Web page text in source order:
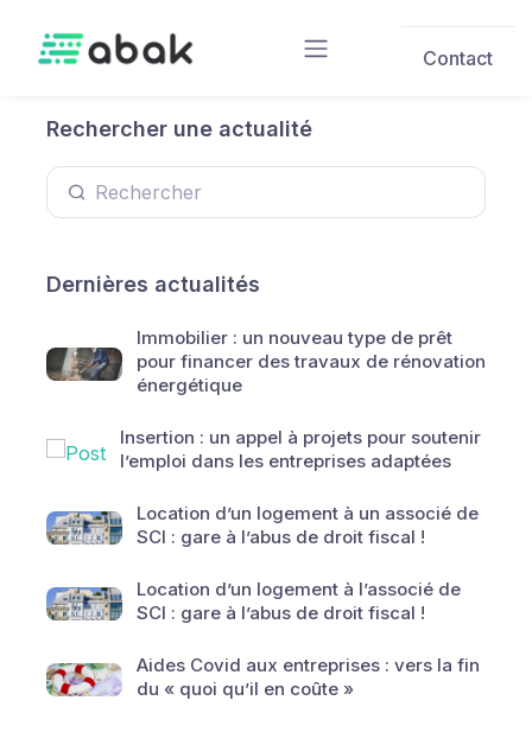
Contact
Rechercher une actualité
Dernières actualités
Immobilier : un nouveau type de prêt
pour financer des travaux de rénovation
énergétique
Insertion : un appel à projets pour soutenir
l’emploi dans les entreprises adaptées
Location d’un logement à un associé de
SCI : gare à l’abus de droit fiscal !
Location d’un logement à l’associé de
SCI : gare à l’abus de droit fiscal !
Aides Covid aux entreprises : vers la fin
du « quoi qu’il en coûte »